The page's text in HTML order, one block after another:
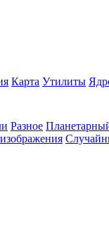
Карта Утилиты
Разное